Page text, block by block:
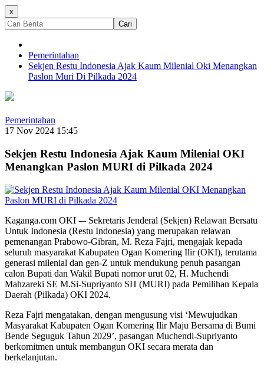
x
Cari
Pemerintahan
Sekjen Restu Indonesia Ajak Kaum Milenial Oki Menangkan
Paslon Muri Di Pilkada 2024
Pemerintahan
17 Nov 2024 15:45
Sekjen Restu Indonesia Ajak Kaum Milenial OKI
Menangkan Paslon MURI di Pilkada 2024
Kaganga.com OKI -– Sekretaris Jenderal (Sekjen) Relawan Bersatu
Untuk Indonesia (Restu Indonesia) yang merupakan relawan
pemenangan Prabowo-Gibran, M. Reza Fajri, mengajak kepada
seluruh masyarakat Kabupaten Ogan Komering Ilir (OKI), terutama
generasi milenial dan gen-Z untuk mendukung penuh pasangan
calon Bupati dan Wakil Bupati nomor urut 02, H. Muchendi
Mahzareki SE M.Si-Supriyanto SH (MURI) pada Pemilihan Kepala
Daerah (Pilkada) OKI 2024.
Reza Fajri mengatakan, dengan mengusung visi ‘Mewujudkan
Masyarakat Kabupaten Ogan Komering Ilir Maju Bersama di Bumi
Bende Seguguk Tahun 2029’, pasangan Muchendi-Supriyanto
berkomitmen untuk membangun OKI secara merata dan
berkelanjutan.